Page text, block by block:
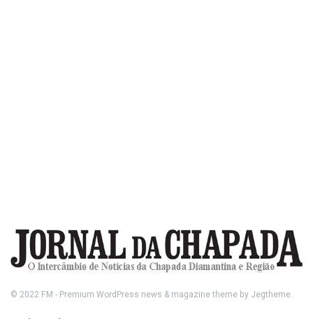
© 2022 FM - Premium WordPress news & magazine theme by Jegtheme.